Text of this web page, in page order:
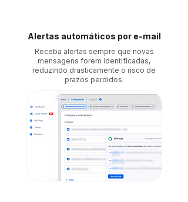
Alertas automáticos por e-mail
Receba alertas sempre que novas
mensagens forem identificadas,
reduzindo drasticamente o risco de
prazos perdidos.